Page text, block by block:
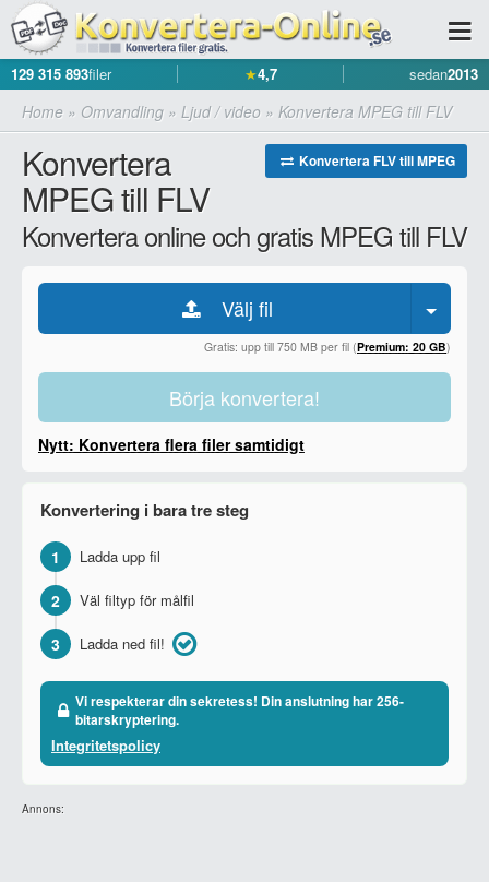
129 315 893filer ★4,7 sedan2013
Home » Omvandling » Ljud / video » Konvertera MPEG till FLV
Konvertera FLV till MPEG
Konvertera
MPEG till FLV
Konvertera online och gratis MPEG till FLV
Välj fil
Gratis: upp till 750 MB per fil (Premium: 20 GB)
Börja konvertera!
Nytt: Konvertera flera filer samtidigt
Konvertering i bara tre steg
1 Ladda upp fil
2 Väl filtyp för målfil
3 Ladda ned fil!
Vi respekterar din sekretess! Din anslutning har 256-
bitarskryptering.
Integritetspolicy
Annons: